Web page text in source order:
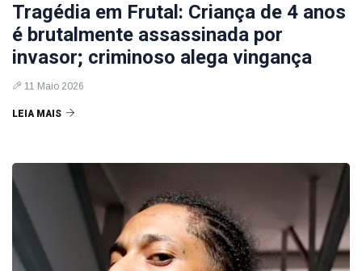
Tragédia em Frutal: Criança de 4 anos
é brutalmente assassinada por
invasor; criminoso alega vingança
11 Maio 2026
LEIA MAIS